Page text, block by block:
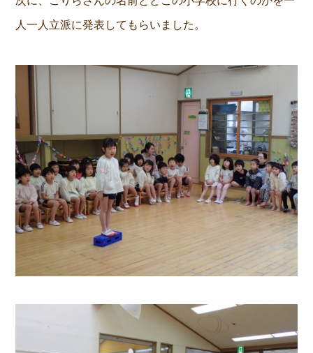
人一人立派に発表してもらいました。